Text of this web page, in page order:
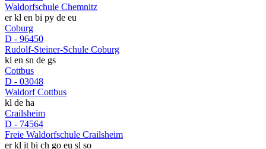
Waldorfschule Chemnitz
er kl en bi py de eu
Coburg
D - 96450
Rudolf-Steiner-Schule Coburg
kl en sn de gs
Cottbus
D - 03048
Waldorf Cottbus
kl de ha
Crailsheim
D - 74564
Freie Waldorfschule Crailsheim
er kl it bi ch go eu sl so